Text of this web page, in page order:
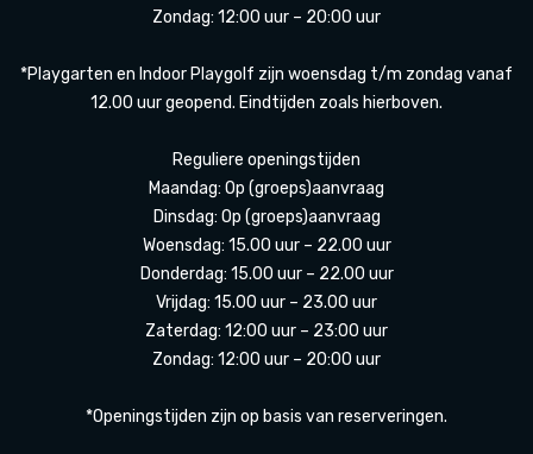
Zondag: 12:00 uur – 20:00 uur
*Playgarten en Indoor Playgolf zijn woensdag t/m zondag vanaf
12.00 uur geopend. Eindtijden zoals hierboven.
Reguliere openingstijden
Maandag: Op (groeps)aanvraag
Dinsdag: Op (groeps)aanvraag
Woensdag: 15.00 uur – 22.00 uur
Donderdag: 15.00 uur – 22.00 uur
Vrijdag: 15.00 uur – 23.00 uur
Zaterdag: 12:00 uur – 23:00 uur
Zondag: 12:00 uur – 20:00 uur
*Openingstijden zijn op basis van reserveringen.